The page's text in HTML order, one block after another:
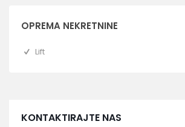
OPREMA NEKRETNINE
Lift
KONTAKTIRAJTE NAS